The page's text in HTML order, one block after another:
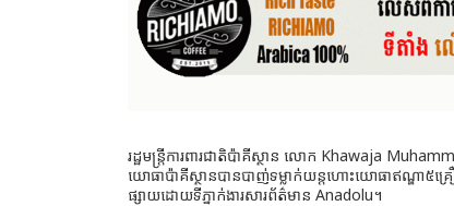
រដ្ឋមន្ត្រីការពារជាតិប៉ាគីស្ថាន លោក Khawaja
យោធាប៉ាគីស្ថានបានបាញ់ទម្លាក់យន្ដហោះយោធាឥណ្ឌា៥
ផ្សាយដោយទីភ្នាក់ងារសារព័ត៌មាន Anadolu។